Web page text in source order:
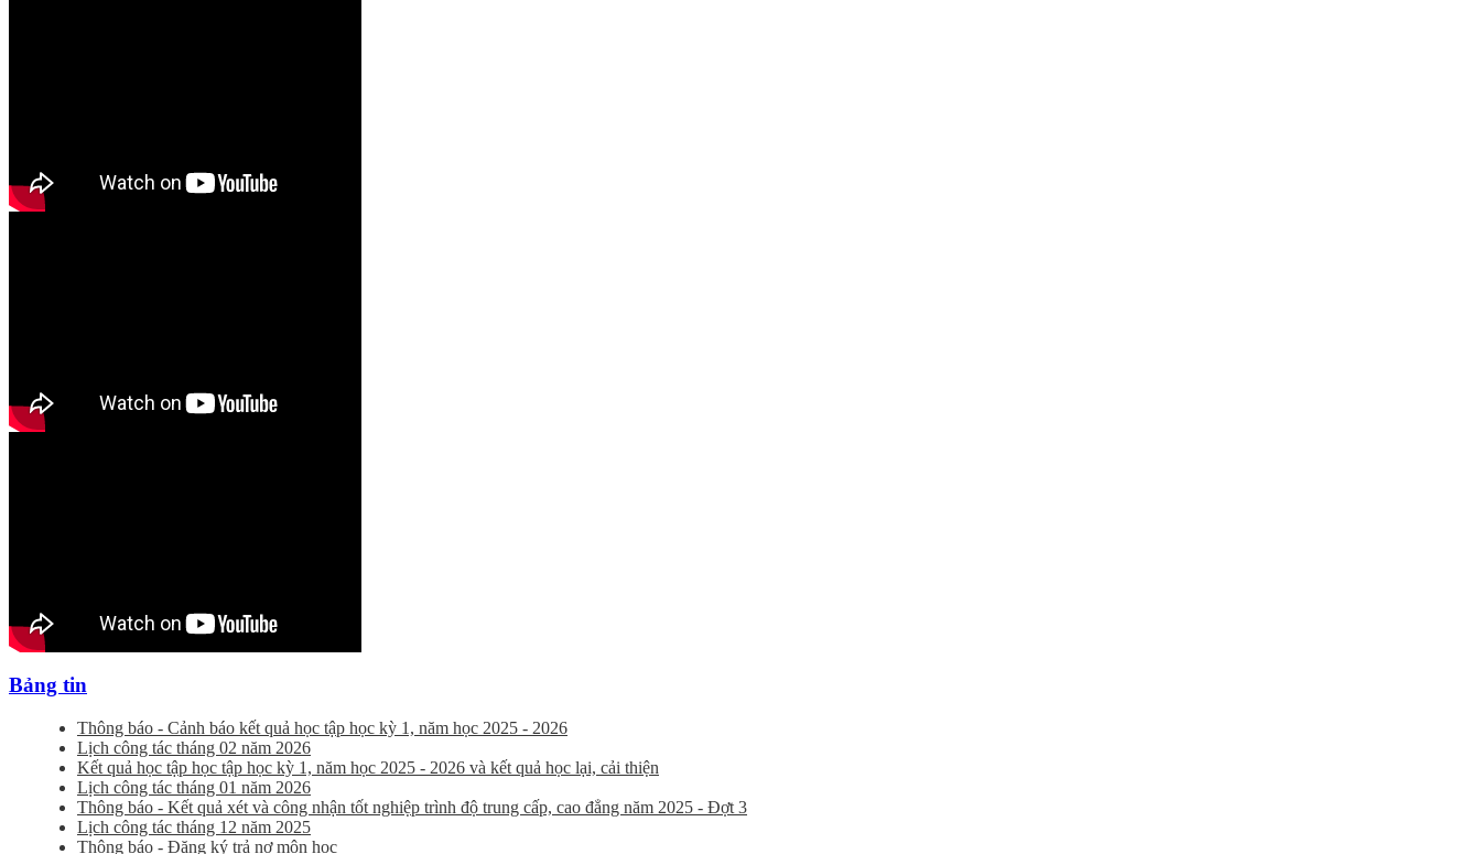
Bảng tin
Thông báo - Cảnh báo kết quả học tập học kỳ 1, năm học 2025 - 2026
Lịch công tác tháng 02 năm 2026
Kết quả học tập học tập học kỳ 1, năm học 2025 - 2026 và kết quả học lại, cải thiện
Lịch công tác tháng 01 năm 2026
Thông báo - Kết quả xét và công nhận tốt nghiệp trình độ trung cấp, cao đẳng năm 2025 - Đợt 3
Lịch công tác tháng 12 năm 2025
Thông báo - Đăng ký trả nợ môn học